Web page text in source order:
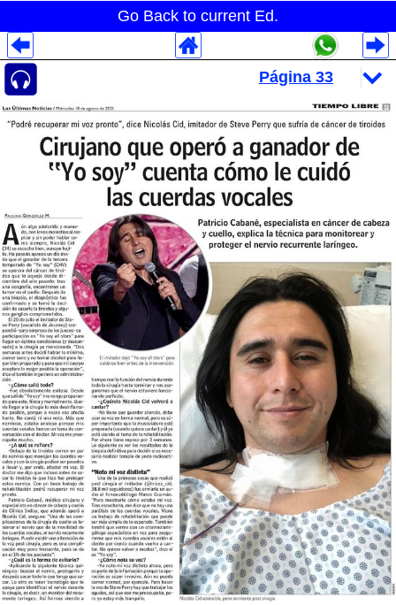
Go Back to current Ed.
Despliegues Analytics
Despliegues Totales
Despliegues por Rubros